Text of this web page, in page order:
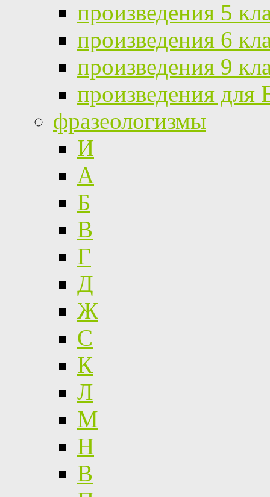
произведения 5
произведения 6
произведения 9
произведения
фразеологизмы
И
А
Б
В
Г
Д
Ж
С
К
Л
М
Н
В